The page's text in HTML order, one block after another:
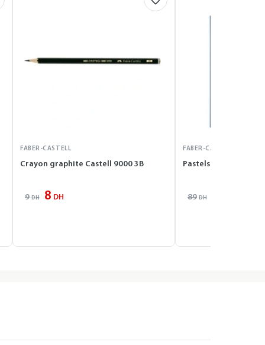
FABER-CASTELL
Crayon graphite Castell 9000 3B
9 DH 8 DH
FABER-CASTELL
Pastels carré
89 DH